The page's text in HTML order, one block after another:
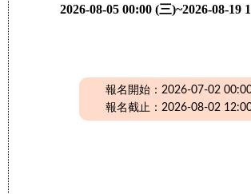
2026-08-05 00:00 (三)~2026-08-19
報名開始：2026-07-02
報名截止：2026-08-02